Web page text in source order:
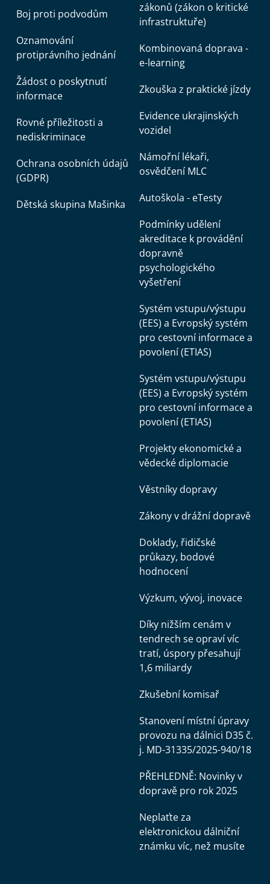
Boj proti podvodům
Oznamování
protiprávního jednání
Žádost o poskytnutí
informace
Rovné příležitosti a
nediskriminace
Ochrana osobních údajů
(GDPR)
Dětská skupina Mašinka
zákonů (zákon o kritické
infrastruktuře)
Kombinovaná doprava -
e-learning
Zkouška z praktické jízdy
Evidence ukrajinských
vozidel
Námořní lékaři,
osvědčení MLC
Autoškola - eTesty
Podmínky udělení
akreditace k provádění
dopravně
psychologického
vyšetření
Systém vstupu/výstupu
(EES) a Evropský systém
pro cestovní informace a
povolení (ETIAS)
Systém vstupu/výstupu
(EES) a Evropský systém
pro cestovní informace a
povolení (ETIAS)
Projekty ekonomické a
vědecké diplomacie
Věstníky dopravy
Zákony v drážní dopravě
Doklady, řidičské
průkazy, bodové
hodnocení
Výzkum, vývoj, inovace
Díky nižším cenám v
tendrech se opraví víc
tratí, úspory přesahují
1,6 miliardy
Zkušební komisař
Stanovení místní úpravy
provozu na dálnici D35 č.
j. MD-31335/2025-940/18
PŘEHLEDNĚ: Novinky v
dopravě pro rok 2025
Neplaťte za
elektronickou dálniční
známku víc, než musíte